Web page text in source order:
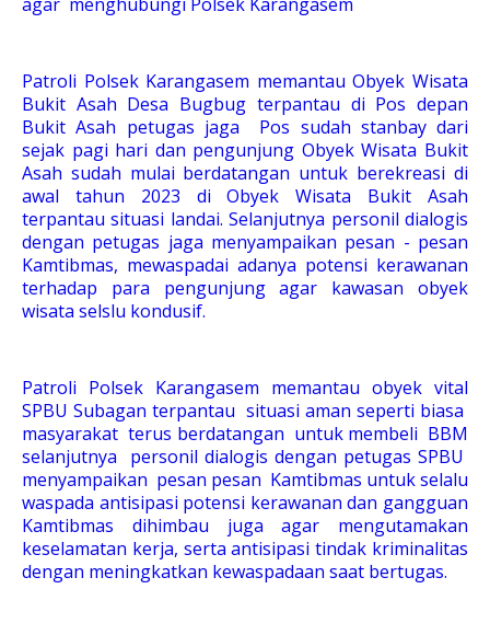
Patroli Polsek Karangasem memantau Obyek Wisata
Bukit Asah Desa Bugbug terpantau di Pos depan
Bukit Asah petugas jaga Pos sudah stanbay dari
sejak pagi hari dan pengunjung Obyek Wisata Bukit
Asah sudah mulai berdatangan untuk berekreasi di
awal tahun 2023 di Obyek Wisata Bukit Asah
terpantau situasi landai. Selanjutnya personil dialogis
dengan petugas jaga menyampaikan pesan - pesan
Kamtibmas, mewaspadai adanya potensi kerawanan
terhadap para pengunjung agar kawasan obyek
wisata selslu kondusif.
Patroli Polsek Karangasem memantau obyek vital
SPBU Subagan terpantau situasi aman seperti biasa
masyarakat terus berdatangan untuk membeli BBM
selanjutnya personil dialogis dengan petugas SPBU
menyampaikan pesan pesan Kamtibmas untuk selalu
waspada antisipasi potensi kerawanan dan gangguan
Kamtibmas dihimbau juga agar mengutamakan
keselamatan kerja, serta antisipasi tindak kriminalitas
dengan meningkatkan kewaspadaan saat bertugas.